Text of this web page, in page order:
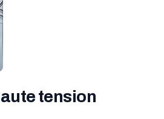
tension